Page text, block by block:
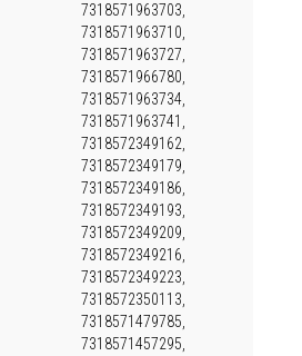
7318571963703,
7318571963710,
7318571963727,
7318571966780,
7318571963734,
7318571963741,
7318572349162,
7318572349179,
7318572349186,
7318572349193,
7318572349209,
7318572349216,
7318572349223,
7318572350113,
7318571479785,
7318571457295,